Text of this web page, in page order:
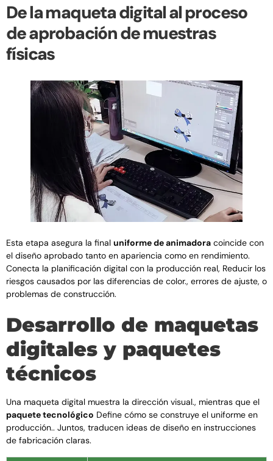
De la maqueta digital al proceso
de aprobación de muestras
físicas
Esta etapa asegura la final uniforme de animadora coincide con
el diseño aprobado tanto en apariencia como en rendimiento.
Conecta la planificación digital con la producción real, Reducir los
riesgos causados ​​por las diferencias de color., errores de ajuste, o
problemas de construcción.
Desarrollo de maquetas
digitales y paquetes
técnicos
Una maqueta digital muestra la dirección visual., mientras que el
paquete tecnológico Define cómo se construye el uniforme en
producción.. Juntos, traducen ideas de diseño en instrucciones
de fabricación claras.